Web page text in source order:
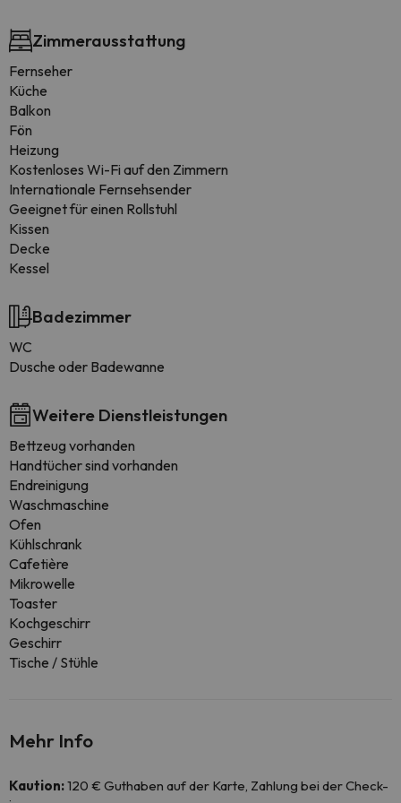
Zimmerausstattung
Fernseher
Küche
Balkon
Fön
Heizung
Kostenloses Wi-Fi auf den Zimmern
Internationale Fernsehsender
Geeignet für einen Rollstuhl
Kissen
Decke
Kessel
Badezimmer
WC
Dusche oder Badewanne
Weitere Dienstleistungen
Bettzeug vorhanden
Handtücher sind vorhanden
Endreinigung
Waschmaschine
Ofen
Kühlschrank
Cafetière
Mikrowelle
Toaster
Kochgeschirr
Geschirr
Tische / Stühle
Mehr Info
Kaution:120 € Guthaben auf der Karte, Zahlung bei der Check-